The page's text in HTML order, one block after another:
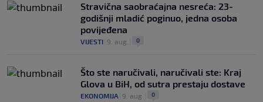
Stravična saobraćajna nesreća: 23-
godišnji mladić poginuo, jedna osoba
povijeđena
VIJESTI 9. aug. 0
Što ste naručivali, naručivali ste: Kraj
Glova u BiH, od sutra prestaju dostave
EKONOMIJA 9. aug. 0